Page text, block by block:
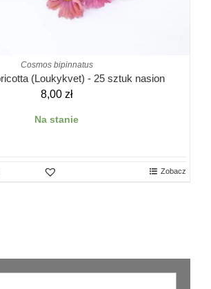
Cosmos bipinnatus
(Loukykvet) - 25 sztuk nasion
8,00 zł
Na stanie
Zobacz